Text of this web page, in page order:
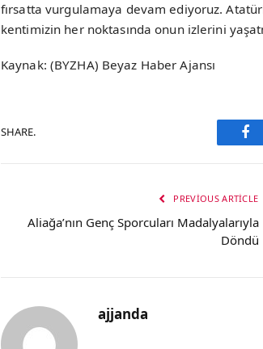
fırsatta vurgulamaya devam ediyoruz.
kentimizin her noktasında onun izlerini
Kaynak: (BYZHA) Beyaz Haber Ajansı
SHARE.
PREVIOUS ARTICLE
Aliağa’nın Genç Sporcuları Madalyalarıyla
Döndü
ajjanda